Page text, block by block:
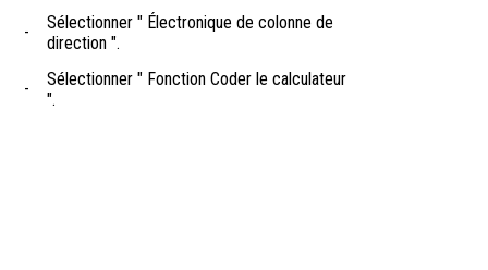
-
Sélectionner " Électronique de colonne de
direction ".
-
Sélectionner " Fonction Coder le calculateur
".